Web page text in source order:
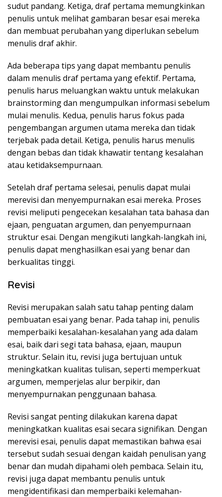
sudut pandang. Ketiga, draf pertama memungkinkan
penulis untuk melihat gambaran besar esai mereka
dan membuat perubahan yang diperlukan sebelum
menulis draf akhir.
Ada beberapa tips yang dapat membantu penulis
dalam menulis draf pertama yang efektif. Pertama,
penulis harus meluangkan waktu untuk melakukan
brainstorming dan mengumpulkan informasi sebelum
mulai menulis. Kedua, penulis harus fokus pada
pengembangan argumen utama mereka dan tidak
terjebak pada detail. Ketiga, penulis harus menulis
dengan bebas dan tidak khawatir tentang kesalahan
atau ketidaksempurnaan.
Setelah draf pertama selesai, penulis dapat mulai
merevisi dan menyempurnakan esai mereka. Proses
revisi meliputi pengecekan kesalahan tata bahasa dan
ejaan, penguatan argumen, dan penyempurnaan
struktur esai. Dengan mengikuti langkah-langkah ini,
penulis dapat menghasilkan esai yang benar dan
berkualitas tinggi.
Revisi
Revisi merupakan salah satu tahap penting dalam
pembuatan esai yang benar. Pada tahap ini, penulis
memperbaiki kesalahan-kesalahan yang ada dalam
esai, baik dari segi tata bahasa, ejaan, maupun
struktur. Selain itu, revisi juga bertujuan untuk
meningkatkan kualitas tulisan, seperti memperkuat
argumen, memperjelas alur berpikir, dan
menyempurnakan penggunaan bahasa.
Revisi sangat penting dilakukan karena dapat
meningkatkan kualitas esai secara signifikan. Dengan
merevisi esai, penulis dapat memastikan bahwa esai
tersebut sudah sesuai dengan kaidah penulisan yang
benar dan mudah dipahami oleh pembaca. Selain itu,
revisi juga dapat membantu penulis untuk
mengidentifikasi dan memperbaiki kelemahan-